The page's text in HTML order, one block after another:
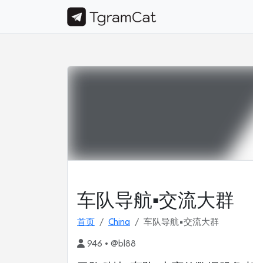
车队导航▪️交流大群
首页 China 车队导航▪️交流大群
946 • @bl88